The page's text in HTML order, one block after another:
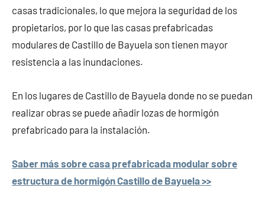
casas tradicionales, lo que mejora la seguridad de los
propietarios, por lo que las casas prefabricadas
modulares de Castillo de Bayuela son tienen mayor
resistencia a las inundaciones.
En los lugares de Castillo de Bayuela donde no se puedan
realizar obras se puede añadir lozas de hormigón
prefabricado para la instalación.
Saber más sobre casa prefabricada modular sobre
estructura de hormigón Castillo de Bayuela >>